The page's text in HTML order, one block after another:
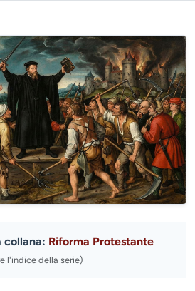
collana: Riforma Protestante
l'indice della serie)